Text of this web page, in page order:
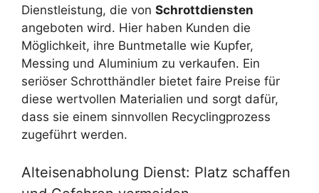
Dienstleistung, die von Schrottdiensten
angeboten wird. Hier haben Kunden die
Möglichkeit, ihre Buntmetalle wie Kupfer,
Messing und Aluminium zu verkaufen. Ein
seriöser Schrotthändler bietet faire Preise für
diese wertvollen Materialien und sorgt dafür,
dass sie einem sinnvollen Recyclingprozess
zugeführt werden.
Alteisenabholung Dienst: Platz schaffen